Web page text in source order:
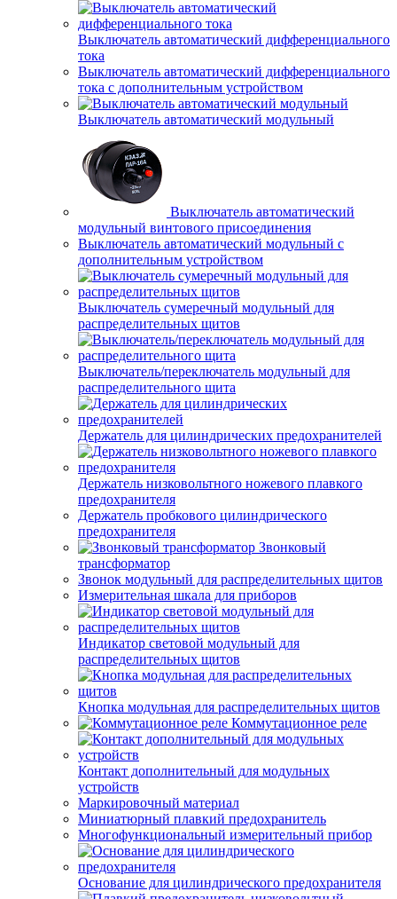
Выключатель автоматический дифференциального
тока
Выключатель автоматический дифференциального
тока с дополнительным устройством
Выключатель автоматический модульный
Выключатель автоматический
модульный винтового присоединения
Выключатель автоматический модульный с
дополнительным устройством
Выключатель сумеречный модульный для
распределительных щитов
Выключатель/переключатель модульный для
распределительного щита
Держатель для цилиндрических предохранителей
Держатель низковольтного ножевого плавкого
предохранителя
Держатель пробкового цилиндрического
предохранителя
Звонковый
трансформатор
Звонок модульный для распределительных щитов
Измерительная шкала для приборов
Индикатор световой модульный для
распределительных щитов
Кнопка модульная для распределительных щитов
Коммутационное реле
Контакт дополнительный для модульных
устройств
Маркировочный материал
Миниатюрный плавкий предохранитель
Многофункциональный измерительный прибор
Основание для цилиндрического предохранителя